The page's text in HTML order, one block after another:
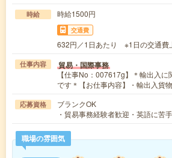
時給 時給1500円
交通費
632円／1日あたり ※1日の交通費
仕事内容 貿易・国際事務
【仕事No：007617g】＊輸出入
です＊【お仕事内容】・輸出入貨
応募資格
ブランクOK
・貿易事務経験者歓迎・英語に苦
職場の雰囲気